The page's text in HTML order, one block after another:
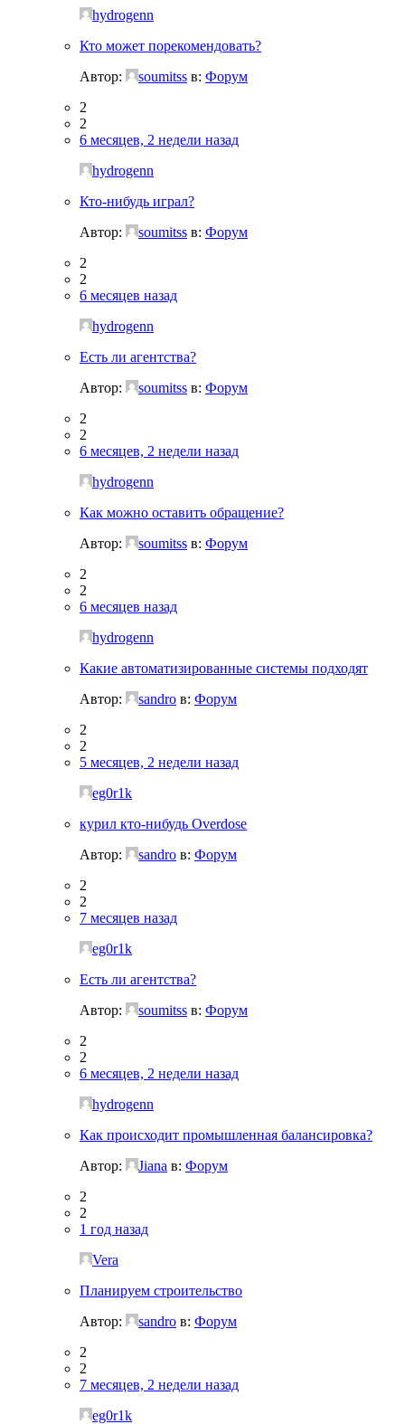
hydrogenn
Кто может порекомендовать?
Автор:
soumitss в: Форум
2
2
6 месяцев, 2 недели назад
hydrogenn
Кто-нибудь играл?
Автор:
soumitss в: Форум
2
2
6 месяцев назад
hydrogenn
Есть ли агентства?
Автор:
soumitss в: Форум
2
2
6 месяцев, 2 недели назад
hydrogenn
Как можно оставить обращение?
Автор:
soumitss в: Форум
2
2
6 месяцев назад
hydrogenn
Какие автоматизированные системы подходят
Автор:
sandro в: Форум
2
2
5 месяцев, 2 недели назад
eg0r1k
курил кто-нибудь Overdose
Автор:
sandro в: Форум
2
2
7 месяцев назад
eg0r1k
Есть ли агентства?
Автор:
soumitss в: Форум
2
2
6 месяцев, 2 недели назад
hydrogenn
Как происходит промышленная балансировка?
Автор:
Jiana в: Форум
2
2
1 год назад
Vera
Планируем строительство
Автор:
sandro в: Форум
2
2
7 месяцев, 2 недели назад
eg0r1k